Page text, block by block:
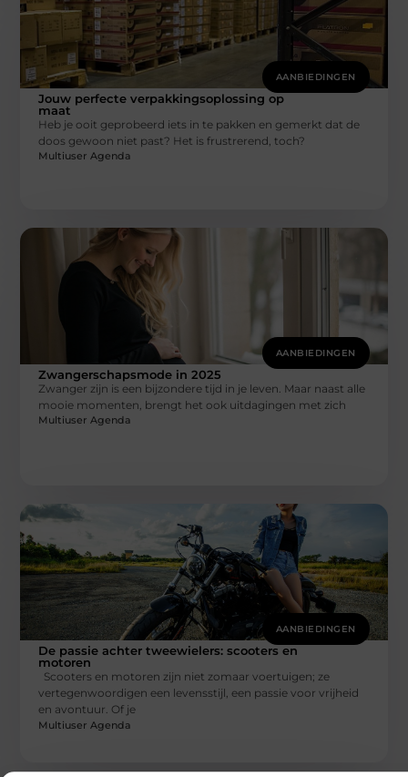
AANBIEDINGEN
Jouw perfecte verpakkingsoplossing op
maat
Heb je ooit geprobeerd iets in te pakken en gemerkt dat de
doos gewoon niet past? Het is frustrerend, toch?
Multiuser Agenda
AANBIEDINGEN
Zwangerschapsmode in 2025
Zwanger zijn is een bijzondere tijd in je leven. Maar naast alle
mooie momenten, brengt het ook uitdagingen met zich
Multiuser Agenda
AANBIEDINGEN
De passie achter tweewielers: scooters en
motoren
Scooters en motoren zijn niet zomaar voertuigen; ze
vertegenwoordigen een levensstijl, een passie voor vrijheid
en avontuur. Of je
Multiuser Agenda